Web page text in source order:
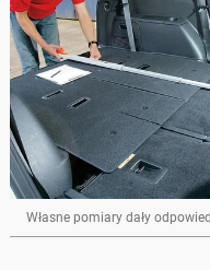
Własne pomiary dały